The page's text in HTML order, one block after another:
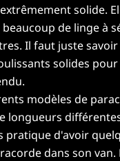
solide.
de linge à
Il faut juste
solides
modèles de
longueurs
pratique d'avoir
dans son van.